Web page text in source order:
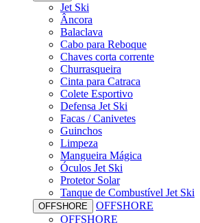
Jet Ski
Âncora
Balaclava
Cabo para Reboque
Chaves corta corrente
Churrasqueira
Cinta para Catraca
Colete Esportivo
Defensa Jet Ski
Facas / Canivetes
Guinchos
Limpeza
Mangueira Mágica
Óculos Jet Ski
Protetor Solar
Tanque de Combustível Jet Ski
OFFSHORE
OFFSHORE
OFFSHORE